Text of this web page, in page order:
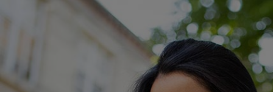
Pour les professionnels